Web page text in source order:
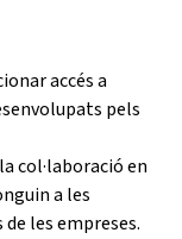
accés a
pels
col·laboració en
a les
les empreses.